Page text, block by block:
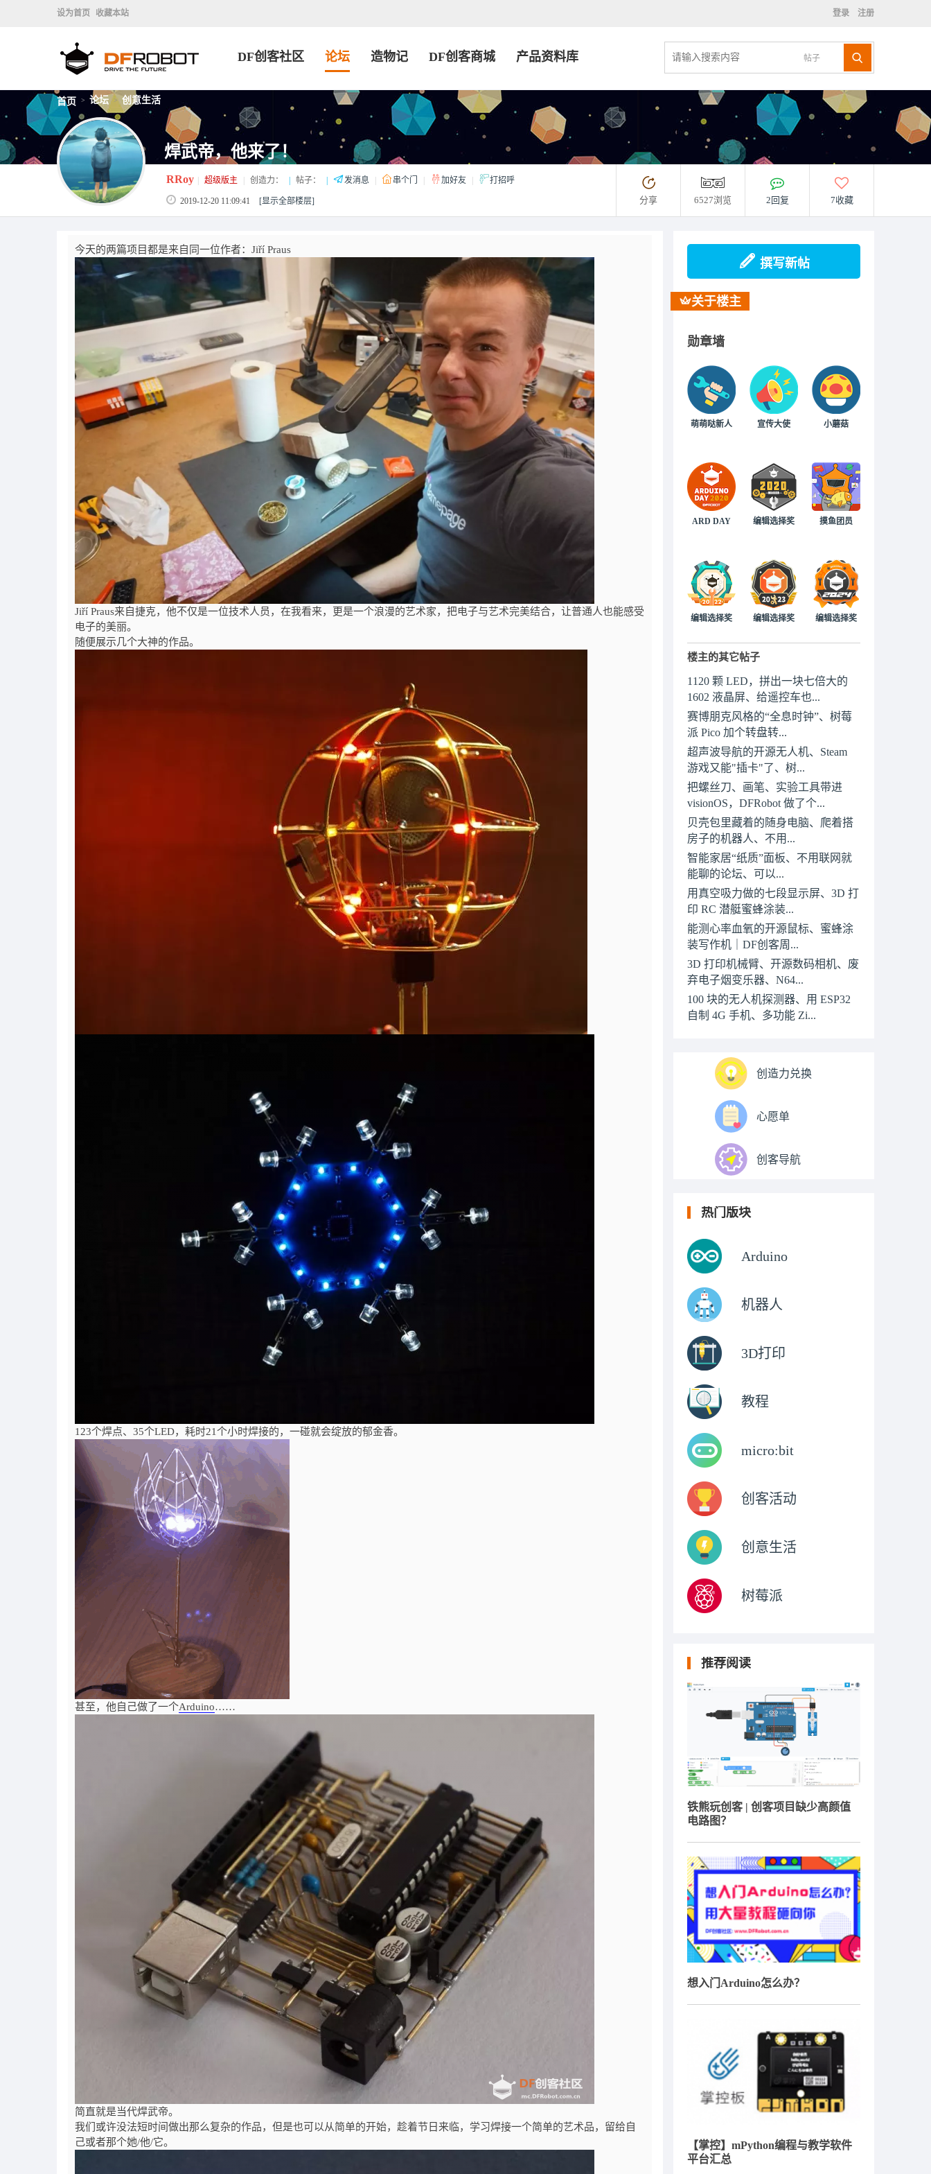
设为首页 收藏本站 登录 注册
帖子
DF创客社区 论坛 造物记 DF创客商城 产品资料库
首页 > 论坛 > 创意生活
焊武帝，他来了！
RRoy 超级版主 创造力： 帖子： 发消息 串个门 加好友 打招呼
2019-12-20 11:09:41 [显示全部楼层] 分享 6527浏览 2回复 7收藏
今天的两篇项目都是来自同一位作者：Jiří Praus
Jiří Praus来自捷克，他不仅是一位技术人员，在我看来，更是一个浪漫的艺术家，把电子与艺术完美结合，让普通人也能感受
电子的美丽。
随便展示几个大神的作品。
123个焊点、35个LED，耗时21个小时焊接的，一碰就会绽放的郁金香。
甚至，他自己做了一个Arduino……
简直就是当代焊武帝。
我们或许没法短时间做出那么复杂的作品，但是也可以从简单的开始，趁着节日来临，学习焊接一个简单的艺术品，留给自
己或者那个她/他/它。
撰写新帖
关于楼主
勋章墙
萌萌哒新人 宣传大使 小蘑菇
ARD DAY 编辑选择奖 摸鱼团员
编辑选择奖 编辑选择奖 编辑选择奖
楼主的其它帖子
1120 颗 LED，拼出一块七倍大的
1602 液晶屏、给遥控车也...
赛博朋克风格的“全息时钟”、树莓
派 Pico 加个转盘转...
超声波导航的开源无人机、Steam
游戏又能"插卡"了、树...
把螺丝刀、画笔、实验工具带进
visionOS，DFRobot 做了个...
贝壳包里藏着的随身电脑、爬着搭
房子的机器人、不用...
智能家居“纸质”面板、不用联网就
能聊的论坛、可以...
用真空吸力做的七段显示屏、3D 打
印 RC 潜艇蜜蜂涂装...
能测心率血氧的开源鼠标、蜜蜂涂
装写作机｜DF创客周...
3D 打印机械臂、开源数码相机、废
弃电子烟变乐器、N64...
100 块的无人机探测器、用 ESP32
自制 4G 手机、多功能 Zi...
创造力兑换
心愿单
创客导航
热门版块
Arduino
机器人
3D打印
教程
micro:bit
创客活动
创意生活
树莓派
推荐阅读
铁熊玩创客 | 创客项目缺少高颜值
电路图？
想入门Arduino怎么办？
【掌控】mPython编程与教学软件
平台汇总